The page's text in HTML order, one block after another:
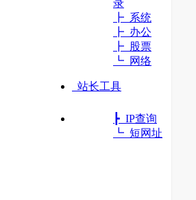
录
┣ 系统
┣ 办公
┣ 股票
┗ 网络
站长工具
┣ IP查询
┗ 短网址